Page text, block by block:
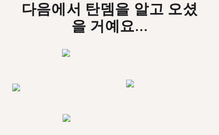
다음에서 탄뎀을 알고 오셨
을 거예요...